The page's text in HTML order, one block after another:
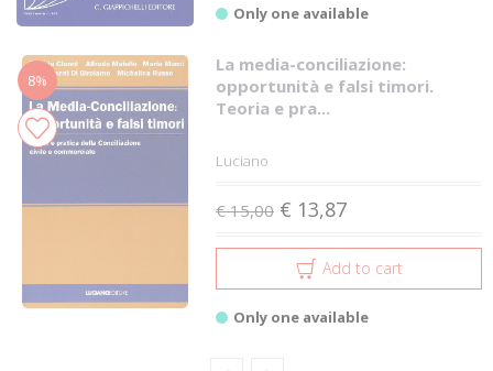
Only one available
8%
La media-conciliazione:
opportunità e falsi timori.
Teoria e pra...
Luciano
€ 15,00 € 13,87
Add to cart
Only one available